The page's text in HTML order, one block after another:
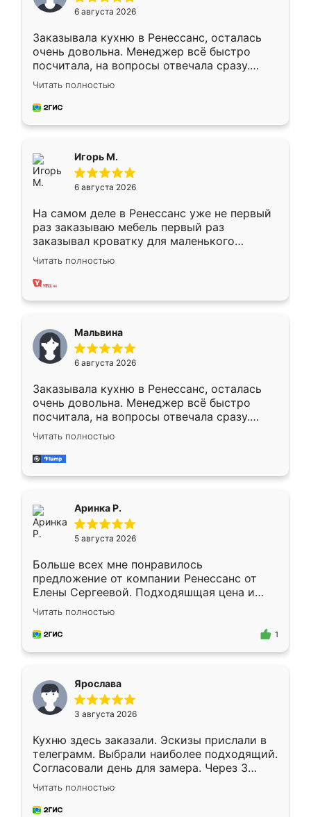
6 августа 2026
Заказывала кухню в Ренессанс, осталась
очень довольна. Менеджер всё быстро
посчитала, на вопросы отвечала сразу.
Замерщик приехал в субботу, подошёл к
делу со всей ответственностью. Собрали
за день, ребята работали аккуратно, даже
Читать полностью
Игорь М.
6 августа 2026
На самом деле в Ренессанс уже не первый
раз заказываю мебель первый раз
заказывал кроватку для маленького
ребёнка при его рождении ,во второй раз
заказал шкаф-купе. По качеству очень
хорошее сборка достаточно быстрая,
меньше, здесь же он более разнообразный.
Мне нравится ,если что-то потребуется из
мебели буду заказывать только здесь.
Читать полностью
Мальвина
6 августа 2026
Заказывала кухню в Ренессанс, осталась
очень довольна. Менеджер всё быстро
посчитала, на вопросы отвечала сразу.
Замерщик приехал в субботу, подошёл к
делу со всей ответственностью. Собрали
за день, ребята работали аккуратно, даже
Читать полностью
Аринка Р.
5 августа 2026
Больше всех мне понравилось
предложение от компании Ренессанс от
Елены Сергеевой. Подходяшщая цена и
короткие сроки изготовления. Приехавший
для замера сотрудник Владислав
предложил по моему эскизу самый
Читать полностью
1
Ярослава
3 августа 2026
Кухню здесь заказали. Эскизы прислали в
телеграмм. Выбрали наиболее подходящий.
Согласовали день для замера. Через 3
недели кухня была уже готова. Остались
довольны работой. Спасибо Ренессанс
мебель за качественную работу!
Читать полностью